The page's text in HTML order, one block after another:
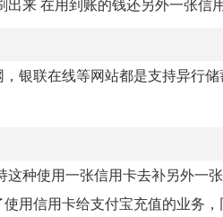
银联在线等网站都是支持异行
种使用一张信用卡去补另外一
用信用卡给支付宝充值的业务